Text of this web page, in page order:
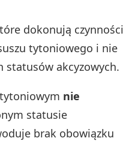
dokonują czynności
tytoniowego i nie
statusów akcyzowych.
nie
statusie
brak obowiązku